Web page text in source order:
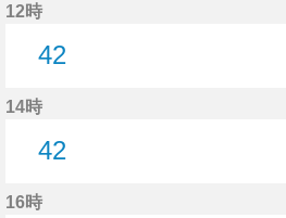
12時
42
14時
42
16時